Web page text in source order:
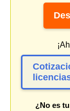
¿No es